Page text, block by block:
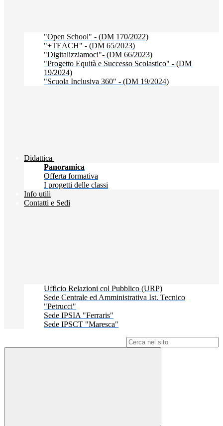
"Open School" - (DM 170/2022)
"+TEACH" - (DM 65/2023)
"Digitalizziamoci"- (DM 66/2023)
"Progetto Equità e Successo Scolastico" - (DM
19/2024)
"Scuola Inclusiva 360" - (DM 19/2024)
Didattica
Panoramica
Offerta formativa
I progetti delle classi
Info utili
Contatti e Sedi
Ufficio Relazioni col Pubblico (URP)
Sede Centrale ed Amministrativa Ist. Tecnico
"Petrucci"
Sede IPSIA "Ferraris"
Sede IPSCT "Maresca"